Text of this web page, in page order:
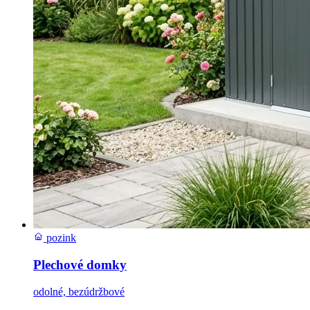
pozink
Plechové domky
odolné, bezúdržbové